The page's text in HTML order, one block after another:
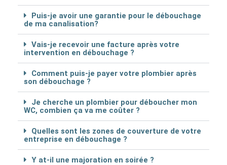
Puis-je avoir une garantie pour le débouchage
de ma canalisation?
Vais-je recevoir une facture après votre
intervention en débouchage ?
Comment puis-je payer votre plombier après
son débouchage ?
Je cherche un plombier pour déboucher mon
WC, combien ça va me coûter ?
Quelles sont les zones de couverture de votre
entreprise en débouchage ?
Y at-il une majoration en soirée ?